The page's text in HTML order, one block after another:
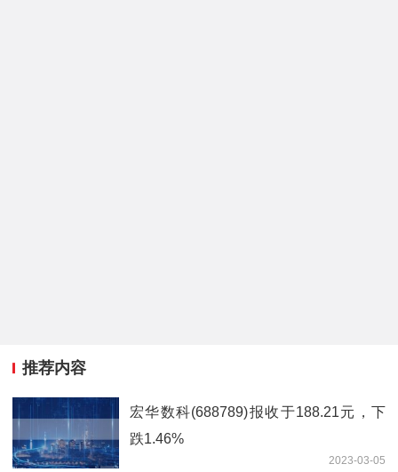
推荐内容
宏华数科(688789)报收于188.21元，下
跌1.46%
2023-03-05